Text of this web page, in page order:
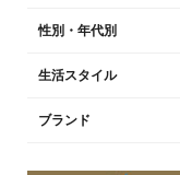
性別・年代別
生活スタイル
ブランド